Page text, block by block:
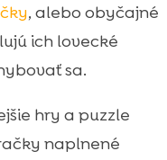
, alebo obyčajné
ich lovecké
sa.
hry a puzzle
naplnené